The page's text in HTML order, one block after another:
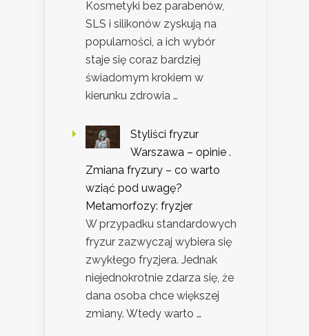
Kosmetyki bez parabenów,
SLS i silikonów zyskują na
popularności, a ich wybór
staje się coraz bardziej
świadomym krokiem w
kierunku zdrowia …
Styliści fryzur
Warszawa – opinie .
Zmiana fryzury – co warto
wziąć pod uwagę?
Metamorfozy: fryzjer
W przypadku standardowych
fryzur zazwyczaj wybiera się
zwykłego fryzjera. Jednak
niejednokrotnie zdarza się, że
dana osoba chce większej
zmiany. Wtedy warto …